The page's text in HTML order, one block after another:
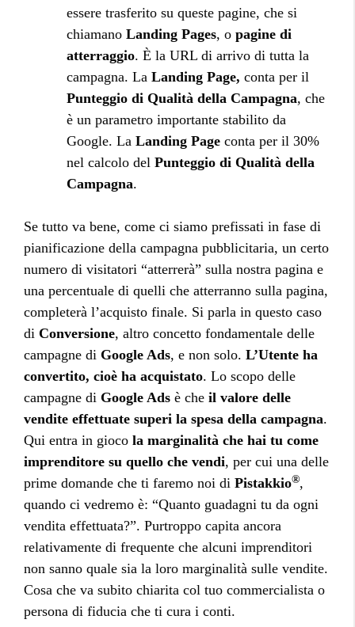
essere trasferito su queste pagine, che si
chiamano Landing Pages, o pagine di
atterraggio. È la URL di arrivo di tutta la
campagna. La Landing Page, conta per il
Punteggio di Qualità della Campagna, che
è un parametro importante stabilito da
Google. La Landing Page conta per il 30%
nel calcolo del Punteggio di Qualità della
Campagna.
Se tutto va bene, come ci siamo prefissati in fase di
pianificazione della campagna pubblicitaria, un certo
numero di visitatori “atterrerà” sulla nostra pagina e
una percentuale di quelli che atterranno sulla pagina,
completerà l’acquisto finale. Si parla in questo caso
di Conversione, altro concetto fondamentale delle
campagne di Google Ads, e non solo. L’Utente ha
convertito, cioè ha acquistato. Lo scopo delle
campagne di Google Ads è che il valore delle
vendite effettuate superi la spesa della campagna.
Qui entra in gioco la marginalità che hai tu come
imprenditore su quello che vendi, per cui una delle
prime domande che ti faremo noi di Pistakkio®,
quando ci vedremo è: “Quanto guadagni tu da ogni
vendita effettuata?”. Purtroppo capita ancora
relativamente di frequente che alcuni imprenditori
non sanno quale sia la loro marginalità sulle vendite.
Cosa che va subito chiarita col tuo commercialista o
persona di fiducia che ti cura i conti.